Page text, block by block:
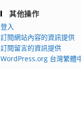
其他操作
登入
訂閱網站內容的資訊提供
訂閱留言的資訊提供
WordPress.org 台灣繁體